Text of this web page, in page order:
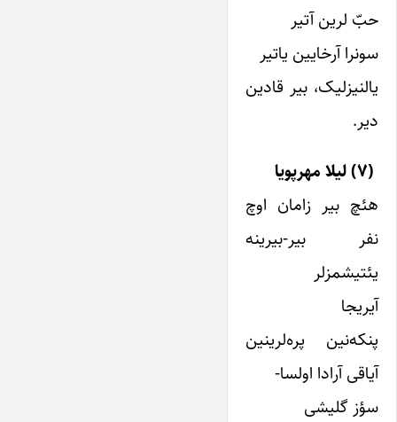
حبّ لرین آتیر
سونرا آرخایین یاتیر
یالنیزلیک، بیر قادین
دیر.
(۷) لیلا مهرپویا
هئچ بیر زامان اوچ
نفر بیر-بیرینه
یئتیشمزلر
آیریجا
پنکه‌نین پره‌لرینین
آیاقی آرادا اولسا-
سؤز گلیشی